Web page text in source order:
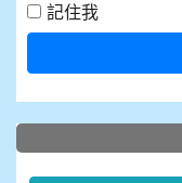
記住我